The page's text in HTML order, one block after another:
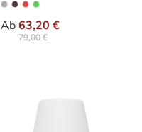
Ab63,20 €
79,00 €
Ausführung